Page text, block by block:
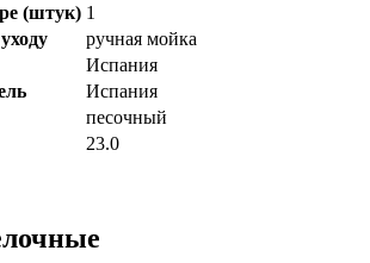
(штук) 1
ручная мойка
Испания
Испания
песочный
23.0